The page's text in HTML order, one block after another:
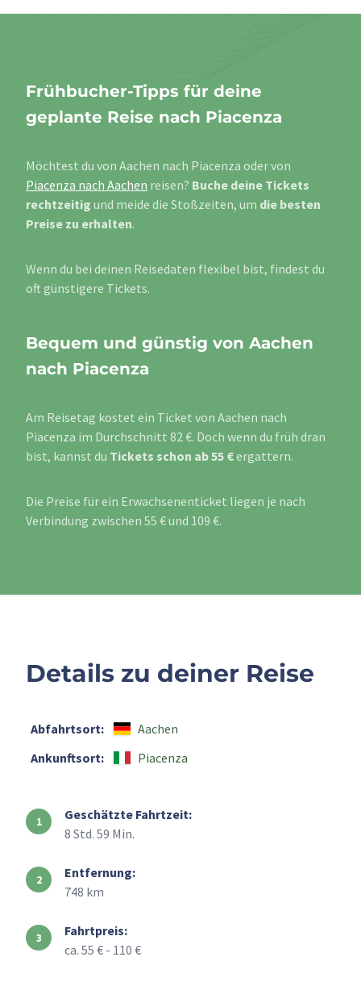
Frühbucher-Tipps für deine
geplante Reise nach Piacenza
Möchtest du von Aachen nach Piacenza oder von
Piacenza nach Aachen reisen? Buche deine Tickets
rechtzeitig und meide die Stoßzeiten, um die besten
Preise zu erhalten.
Wenn du bei deinen Reisedaten flexibel bist, findest du
oft günstigere Tickets.
Bequem und günstig von Aachen
nach Piacenza
Am Reisetag kostet ein Ticket von Aachen nach
Piacenza im Durchschnitt 82 €. Doch wenn du früh dran
bist, kannst du Tickets schon ab 55 €ergattern.
Die Preise für ein Erwachsenenticket liegen je nach
Verbindung zwischen 55 € und 109 €.
Details zu deiner Reise
Abfahrtsort:
Aachen
Ankunftsort:
Piacenza
Geschätzte Fahrtzeit:
8 Std. 59 Min.
Entfernung:
748 km
Fahrtpreis:
ca. 55 € - 110 €